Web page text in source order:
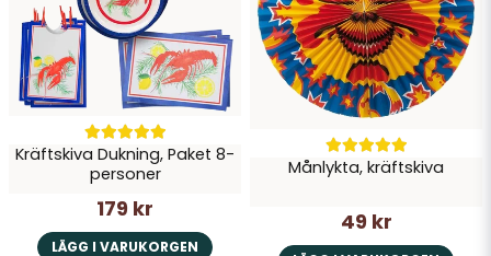
Kräftskiva Dukning, Paket 8-
personer
179 kr
LÄGG I VARUKORGEN
Månlykta, kräftskiva
49 kr